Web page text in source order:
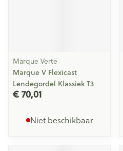
Marque Verte
Marque V Flexicast
Lendegordel Klassiek T3
€ 70,01
Niet beschikbaar